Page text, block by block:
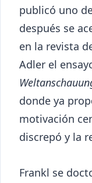
publicó uno
después se
en la revista
Adler el
donde ya
motivación
discrepó y la
Frankl se